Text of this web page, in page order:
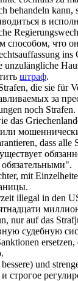
behandeln kann,
в
способом, что
ins
unzulängliche
штраф.
, die sie für
за
noch Strafen.
das
dass alle
mit
illegal in den
nur auf das
судебную
bessere) und
и строгое